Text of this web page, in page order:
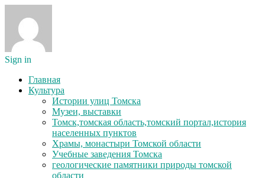
Sign in
Главная
Культура
Истории улиц Томска
Музеи, выставки
Томск,томская область,томский портал,история
населенных пунктов
Храмы, монастыри Томской области
Учебные заведения Томска
геологические памятники природы томской
области